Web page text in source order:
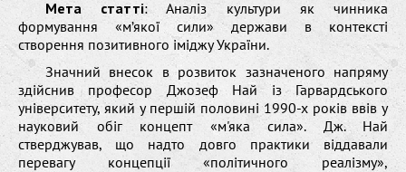
Мета статті: Аналіз культури як чинника
формування «м’якої сили» держави в контексті
створення позитивного іміджу України.
Значний внесок в розвиток зазначеного напряму
здійснив професор Джозеф Най із Гарвардського
університету, який у першій половині 1990-х років ввів у
науковий обіг концепт «м'яка сила». Дж. Най
стверджував, що надто довго практики віддавали
перевагу концепції «політичного реалізму»,